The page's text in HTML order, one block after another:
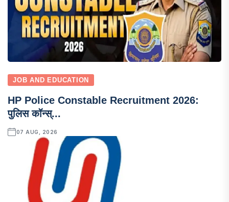
JOB AND EDUCATION
HP Police Constable Recruitment 2026:
पुलिस कॉन्स्...
07 AUG, 2026